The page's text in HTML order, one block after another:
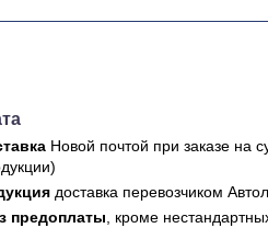
Новой почтой при заказе на
доставка перевозчиком
предоплаты, кроме